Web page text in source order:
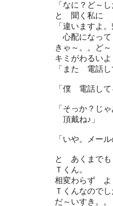
「なに？ど～
と 聞く私に
「違いますよ
心配になって
きゃ～。。ど
キミがわるい
「また 電話し
「僕 電話し
「そっか？じ
頂戴ね♪」
「いや。メー
と あくまでも
Ｔくん。
相変わらず よ
Ｔくんなのでし
だ～いすき。。